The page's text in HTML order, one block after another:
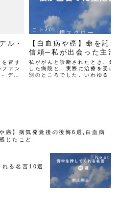
ル・
を冒す
ァン
- デ
コトバ
【白血病や癌】命を託
信頼─私が出会った主治
私ががんと診断されたとき、最
した病院と、実際に治療を受け
別のところでした。いわゆる「
横スクロー
ルできます
や癌】病気発覚後の後悔6選,白血病
じたこと
れる名言10選